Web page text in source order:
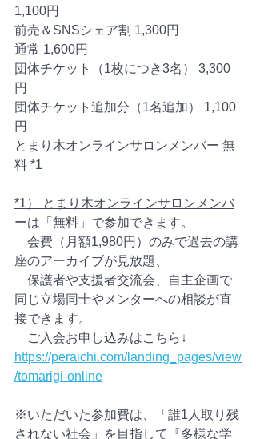
1,100円
前売＆SNSシェア割 1,300円
通常 1,600円
団体チケット（1枚につき3名） 3,300
円
団体チケット追加分（1名追加） 1,100
円
とまり木オンラインサロンメンバー 無
料 *1
*1） とまり木オンラインサロンメンバ
ーは「無料」で参加できます。
会費（月額1,980円）のみで過去の講
座のアーカイブが見放題、
保護者や支援者交流会、自主企画で
同じ立場同士やメンターへの相談が直
接できます。
ご入会お申し込みはこちら↓
https://peraichi.com/landing_pages/view
/tomarigi-online
※いただいた参加費は、「誰1人取り残
されない社会」を目指して『多様な学